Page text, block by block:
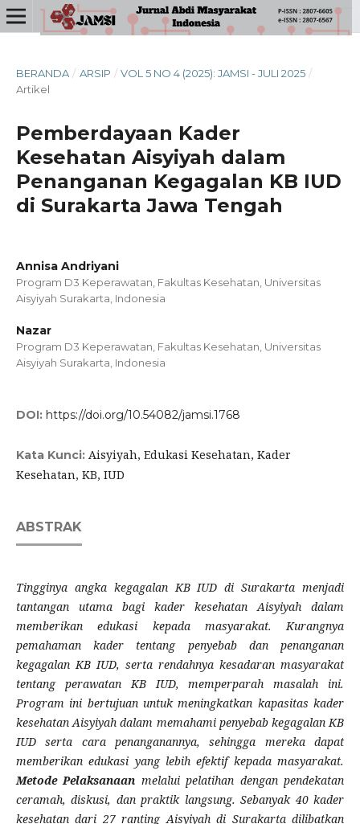
BERANDA / ARSIP / VOL 5 NO 4 (2025): JAMSI - JULI 2025 /
Artikel
Pemberdayaan Kader
Kesehatan Aisyiyah dalam
Penanganan Kegagalan KB IUD
di Surakarta Jawa Tengah
Annisa Andriyani
Program D3 Keperawatan, Fakultas Kesehatan, Universitas
Aisyiyah Surakarta, Indonesia
Nazar
Program D3 Keperawatan, Fakultas Kesehatan, Universitas
Aisyiyah Surakarta, Indonesia
DOI: https://doi.org/10.54082/jamsi.1768
Kata Kunci: Aisyiyah, Edukasi Kesehatan, Kader
Kesehatan, KB, IUD
ABSTRAK
Tingginya angka kegagalan KB IUD di Surakarta menjadi
tantangan utama bagi kader kesehatan Aisyiyah dalam
memberikan edukasi kepada masyarakat. Kurangnya
pemahaman kader tentang penyebab dan penanganan
kegagalan KB IUD, serta rendahnya kesadaran masyarakat
tentang perawatan KB IUD, memperparah masalah ini.
Program ini bertujuan untuk meningkatkan kapasitas kader
kesehatan Aisyiyah dalam memahami penyebab kegagalan KB
IUD serta cara penanganannya, sehingga mereka dapat
memberikan edukasi yang lebih efektif kepada masyarakat.
Metode Pelaksanaan melalui pelatihan dengan pendekatan
ceramah, diskusi, dan praktik langsung. Sebanyak 40 kader
kesehatan dari 27 ranting Aisyiyah di Surakarta dilibatkan